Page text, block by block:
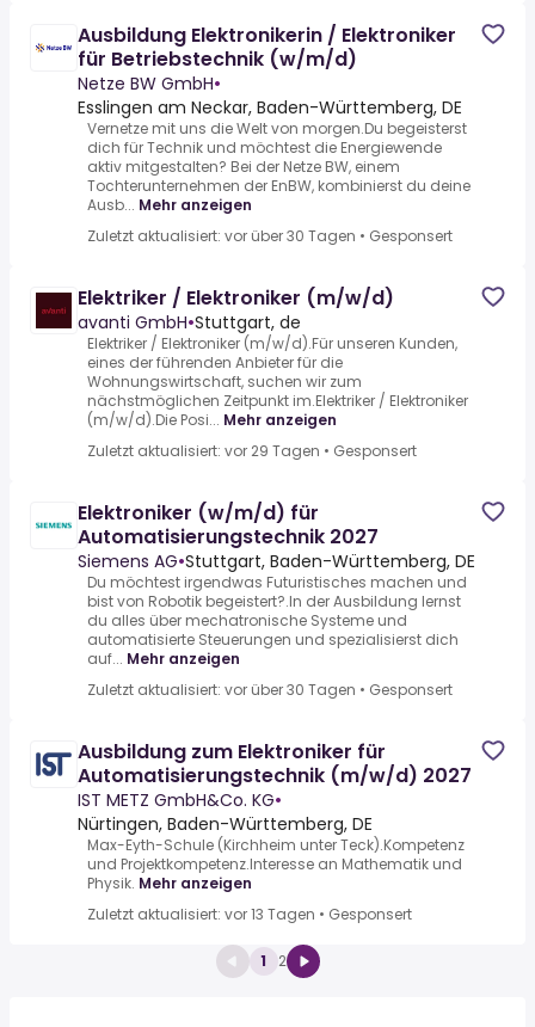
Ausbildung Elektronikerin / Elektroniker
für Betriebstechnik (w/m/d)
Netze BW GmbH•
Esslingen am Neckar, Baden-Württemberg, DE
Vernetze mit uns die Welt von morgen.Du begeisterst
dich für Technik und möchtest die Energiewende
aktiv mitgestalten? Bei der Netze BW, einem
Tochterunternehmen der EnBW, kombinierst du deine
Ausb... Mehr anzeigen
Zuletzt aktualisiert: vor über 30 Tagen • Gesponsert
Elektriker / Elektroniker (m/w/d)
avanti GmbH•Stuttgart, de
Elektriker / Elektroniker (m/w/d).Für unseren Kunden,
eines der führenden Anbieter für die
Wohnungswirtschaft, suchen wir zum
nächstmöglichen Zeitpunkt im.Elektriker / Elektroniker
(m/w/d).Die Posi... Mehr anzeigen
Zuletzt aktualisiert: vor 29 Tagen • Gesponsert
Elektroniker (w/m/d) für
Automatisierungstechnik 2027
Siemens AG•Stuttgart, Baden-Württemberg, DE
Du möchtest irgendwas Futuristisches machen und
bist von Robotik begeistert?.In der Ausbildung lernst
du alles über mechatronische Systeme und
automatisierte Steuerungen und spezialisierst dich
auf... Mehr anzeigen
Zuletzt aktualisiert: vor über 30 Tagen • Gesponsert
Ausbildung zum Elektroniker für
Automatisierungstechnik (m/w/d) 2027
IST METZ GmbH&Co. KG•
Nürtingen, Baden-Württemberg, DE
Max-Eyth-Schule (Kirchheim unter Teck).Kompetenz
und Projektkompetenz.Interesse an Mathematik und
Physik. Mehr anzeigen
Zuletzt aktualisiert: vor 13 Tagen • Gesponsert
1 2